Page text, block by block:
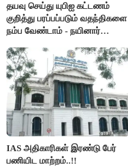
தயவு செய்து யுபிஐ கட்டணம்
குறித்து பரப்பப்படும் வதந்திகளை
நம்ப வேண்டாம் - நயினார்
IAS அதிகாரிகள் இரண்டு பேர்
பணியிட மாற்றம்..!!